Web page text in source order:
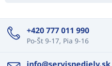
+420 777 011 990
Po-Št 9-17, Pia 9-16